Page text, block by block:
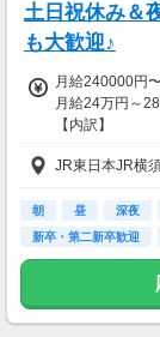
土日祝休み＆
も大歓迎♪
月給240000円
月給24万円～
【内訳】
基本給：20万
調整手当：3万
固定残業代 1
※固定残業代は
超過分は別途
JR東日本JR横
朝 昼 深夜
新卒・第二新卒歓迎